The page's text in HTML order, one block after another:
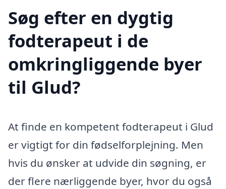
Søg efter en dygtig
fodterapeut i de
omkringliggende byer
til Glud?
At finde en kompetent fodterapeut i Glud
er vigtigt for din fødselforplejning. Men
hvis du ønsker at udvide din søgning, er
der flere nærliggende byer, hvor du også